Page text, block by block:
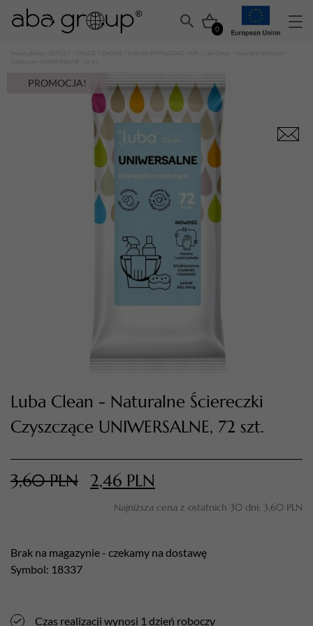
0
TWÓJ KOSZYK (
Suma koszyka (0)
OKAZJE CENOWE WIELKA WYPRZEDAŻ -90%
/ Luba Clean – Naturalne Ściereczki
Czyszczące UNIWERSALNE, 72 szt.
PROMOCJA!
Luba Clean - Naturalne Ściereczki
Czyszczące UNIWERSALNE, 72 szt.
3,60PLN 2,46 PLN
Najniższa cena z ostatnich 30 dni: 3,60 PLN
Brak na magazynie - czekamy na dostawę
Symbol: 18337
Czas realizacji wynosi 1 dzień roboczy